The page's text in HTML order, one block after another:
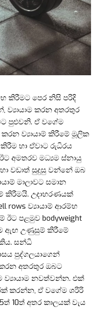
කිරීමට පෙර නිසි පරිදි
ව්‍යායාම කරන අතරතුර
පුළුවනි. ඒ වගේම
ව්‍යායාම් කිරීමේ මූලික
හා ඒවාට රුධිරය
අමතරව මධ්‍යම ස්නායු
වඩාත් සුදුසු වන්නේ ඔබ
මාලාවට සමාන
කිරීමයි. උදාහරණයක්
rows ව්‍යායාම් ආරම්භ
ඊට පළමුවbodyweight
ඇඟ උණුසුම් කිරීමේ
සන්ධි
පුද්ගලයාගෙන්
අතරතුර ඔබට
ව්‍යායාම නවත්වන්න. එක්
කරන්න, ඒ වගේම ශරිරි
10ත් අතර කාලයක් වැය